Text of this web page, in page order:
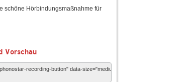
schöne Hörbindungsmaßnahme für
Vorschau